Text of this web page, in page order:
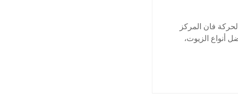
فان المركز
أنواع الزيوت،